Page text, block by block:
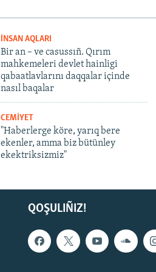
İNSAN AQLARI
Bir an – ve casussıñ. Qırım
mahkemeleri devlet hainligi
qabaatlavlarını daqqalar içinde
nasıl baqalar
CEMİYET
"Haberlerge köre, yarıq bere
ekenler, amma biz bütünley
ekektriksizmiz"
QOŞULIÑIZ!